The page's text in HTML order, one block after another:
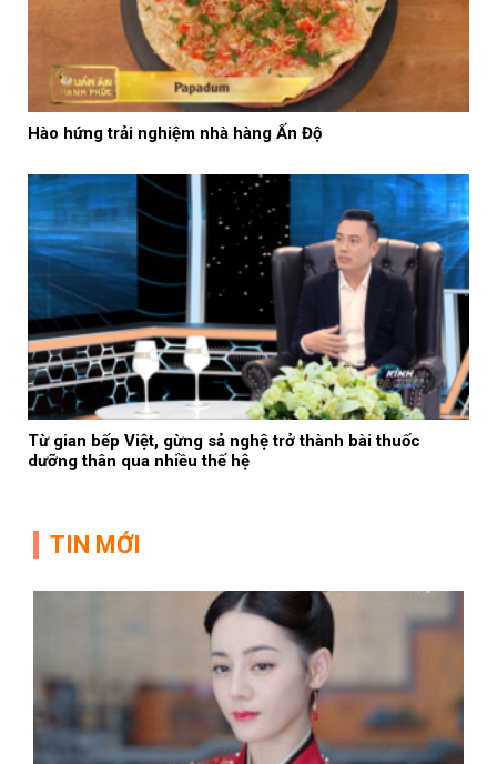
Hào hứng trải nghiệm nhà hàng Ấn Độ
Từ gian bếp Việt, gừng sả nghệ trở thành bài thuốc
dưỡng thân qua nhiều thế hệ
TIN MỚI